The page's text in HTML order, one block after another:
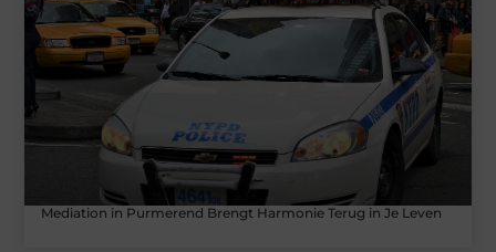
Mediation in Purmerend Brengt Harmonie Terug in Je Leven